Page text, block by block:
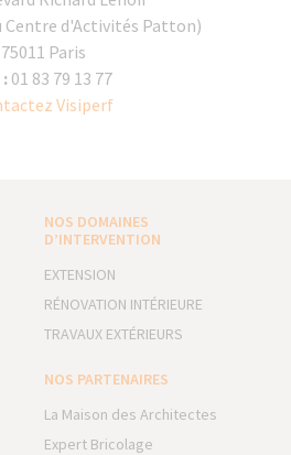
Centre d'Activités Patton)
75011 Paris
01 83 79 13 77
Visiperf
NOS DOMAINES
D’INTERVENTION
EXTENSION
RÉNOVATION INTÉRIEURE
TRAVAUX EXTÉRIEURS
NOS PARTENAIRES
La Maison des Architectes
Expert Bricolage